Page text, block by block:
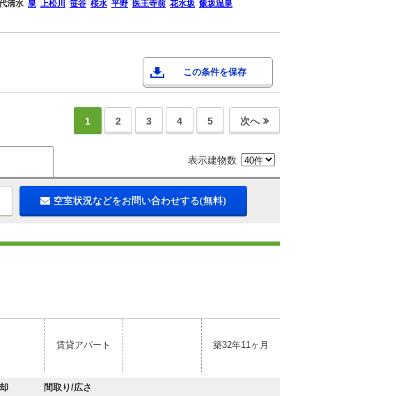
清水 泉 上松川 笹谷 桜水 平野 医王寺前 花水坂 飯坂温泉
この条件を保存
1 2 3 4 5 次へ
表示建物数
空室状況などをお問い合わせする(無料)
賃貸アパート 築32年11ヶ月
間取り/広さ